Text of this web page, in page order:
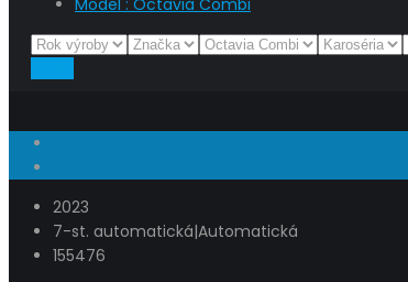
2023
7-st. automatická|Automatická
155476